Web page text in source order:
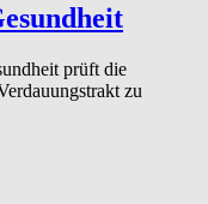
prüft die
zu